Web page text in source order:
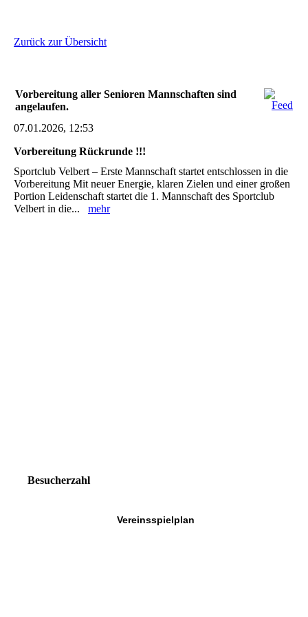
Zurück zur Übersicht
Vorbereitung aller Senioren Mannschaften sind
angelaufen.
07.01.2026, 12:53
Vorbereitung Rückrunde !!!
Sportclub Velbert – Erste Mannschaft startet entschlossen in die
Vorbereitung Mit neuer Energie, klaren Zielen und einer großen
Portion Leidenschaft startet die 1. Mannschaft des Sportclub
Velbert in die... mehr
Besucherzahl
Vereinsspielplan